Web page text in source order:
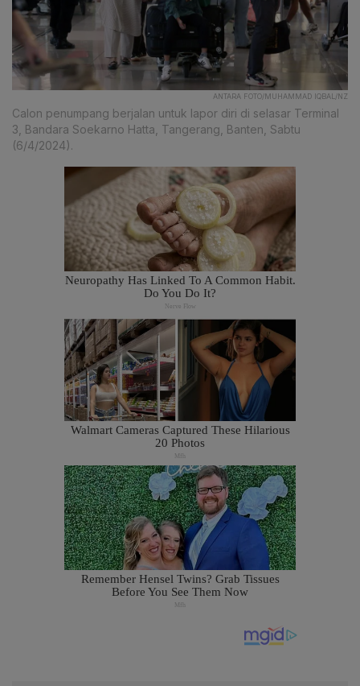
ANTARA FOTO/MUHAMMAD IQBAL/NZ
Calon penumpang berjalan untuk lapor diri di selasar Terminal
3, Bandara Soekarno Hatta, Tangerang, Banten, Sabtu
(6/4/2024).